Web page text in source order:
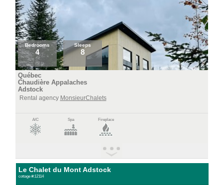
Bedrooms
4
Sleeps
8
Québec
Chaudière Appalaches
Adstock
Rental agency MonsieurChalets
A/C Spa Fireplace
Le Chalet du Mont Adstock
cottage #:12114